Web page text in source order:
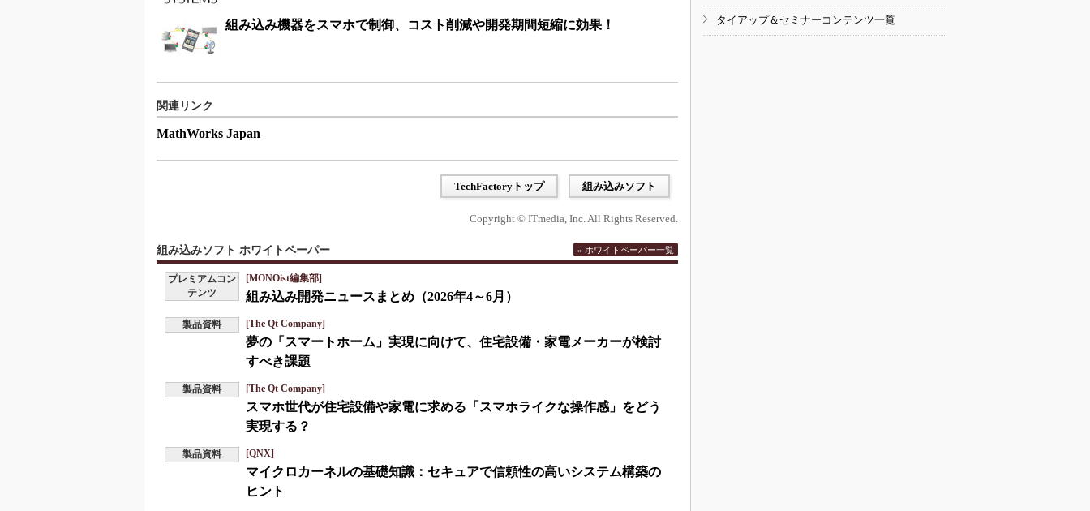
組み込み機器をスマホで制御、コスト削減や開発期間短縮に効果！
関連リンク
MathWorks Japan
TechFactoryトップ 組み込みソフト
Copyright © ITmedia, Inc. All Rights Reserved.
組み込みソフト ホワイトペーパー » ホワイトペーパー一覧
プレミアムコン
テンツ
[MONOist編集部]
組み込み開発ニュースまとめ（2026年4～6月）
製品資料 [The Qt Company]
夢の「スマートホーム」実現に向けて、住宅設備・家電メーカーが検討
すべき課題
製品資料 [The Qt Company]
スマホ世代が住宅設備や家電に求める「スマホライクな操作感」をどう
実現する？
製品資料 [QNX]
マイクロカーネルの基礎知識：セキュアで信頼性の高いシステム構築の
ヒント
タイアップ＆セミナーコンテンツ一覧